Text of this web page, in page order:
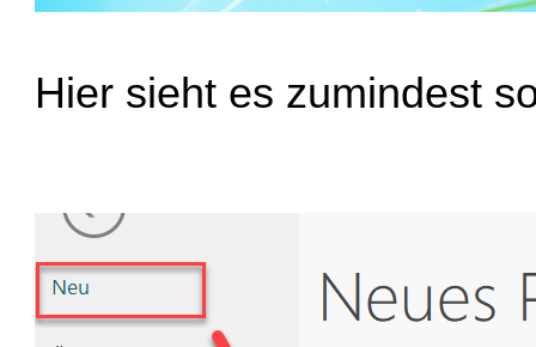
Hier sieht es zumindest